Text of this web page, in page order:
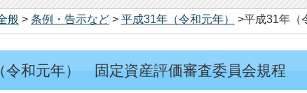
般 > 条例・告示など > 平成31年（令和元年） >平成31年（
令和元年） 固定資産評価審査委員会規程